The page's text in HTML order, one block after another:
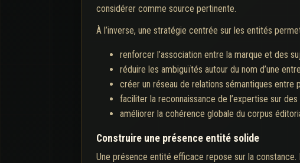
considérer comme source pertinente.
À l’inverse, une stratégie centrée sur les entités
renforcer l’association entre la marque et des
réduire les ambiguïtés autour du nom d’une
créer un réseau de relations sémantiques entre
faciliter la reconnaissance de l’expertise sur
améliorer la cohérence globale du corpus
Construire une présence entité solide
Une présence entité efficace repose sur la